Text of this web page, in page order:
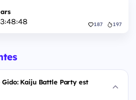
:48:47 187 197
Kaiju Battle Party est